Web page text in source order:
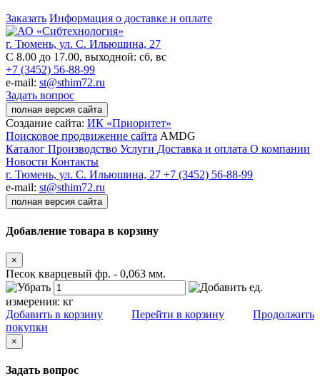
Заказать Информация о доставке и оплате
г. Тюмень, ул. С. Ильюшина, 27
С 8.00 до 17.00, выходной: сб, вс
+7 (3452) 56-88-99
e-mail: st@sthim72.ru
Задать вопрос
полная версия сайта
Создание сайта: ИК «Приоритет»
Поисковое продвижение сайта AMDG
Каталог Производство Услуги Доставка и оплата О компании
Новости Контакты
г. Тюмень, ул. С. Ильюшина, 27 +7 (3452) 56-88-99
e-mail: st@sthim72.ru
полная версия сайта
Добавление товара в корзину
×
Песок кварцевый фр. - 0,063 мм.
ед.
измерения: кг
Добавить в корзину
Перейти в корзину
Продолжить
покупки
×
Задать вопрос